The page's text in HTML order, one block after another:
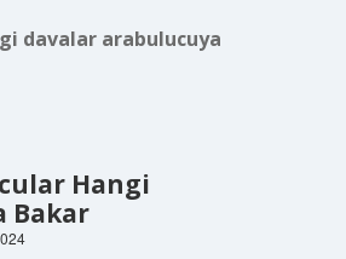
davalar arabulucuya
Hangi
Bakar